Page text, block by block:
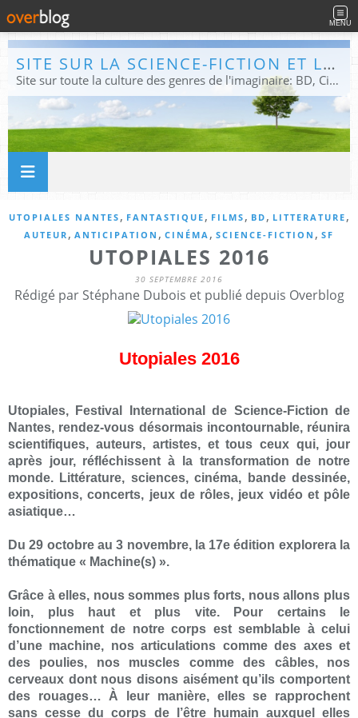
MENU
SITE SUR LA SCIENCE-FICTION ET LE FANTASTIQUE
Site sur toute la culture des genres de l'imaginaire: BD, Cinéma, Livre, Jeux, Théâtre. Présent dans les principaux festivals de film fantastique e de science-fiction, salons et conventions.
UTOPIALES NANTES , FANTASTIQUE , FILMS , BD , LITTERATURE ,
AUTEUR , ANTICIPATION , CINÉMA , SCIENCE-FICTION , SF
UTOPIALES 2016
30 SEPTEMBRE 2016
Rédigé par Stéphane Dubois et publié depuis Overblog
Utopiales 2016
Utopiales, Festival International de Science-Fiction de
Nantes, rendez-vous désormais incontournable, réunira
scientifiques, auteurs, artistes, et tous ceux qui, jour
après jour, réfléchissent à la transformation de notre
monde. Littérature, sciences, cinéma, bande dessinée,
expositions, concerts, jeux de rôles, jeux vidéo et pôle
asiatique…
Du 29 octobre au 3 novembre, la 17e édition explorera la
thématique « Machine(s) ».
Grâce à elles, nous sommes plus forts, nous allons plus
loin, plus haut et plus vite. Pour certains le
fonctionnement de notre corps est semblable à celui
d’une machine, nos articulations comme des axes et
des poulies, nos muscles comme des câbles, nos
cerveaux dont nous disons aisément qu’ils comportent
des rouages… À leur manière, elles se rapprochent
sans cesse du corps de l’être humain auxquel elles